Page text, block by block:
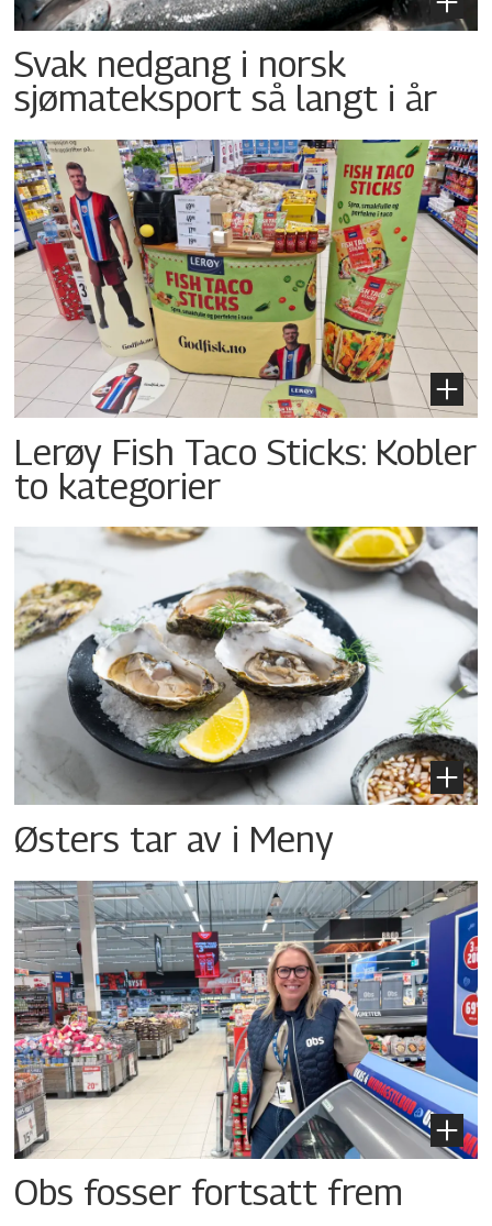
Svak nedgang i norsk
sjømateksport så langt i år
Lerøy Fish Taco Sticks: Kobler
to kategorier
Østers tar av i Meny
Obs fosser fortsatt frem